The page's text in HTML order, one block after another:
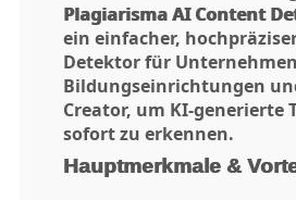
Plagiarisma AI Content
ein einfacher,
Detektor für
Bildungseinrichtungen
Creator, um KI-generierte
sofort zu erkennen.
Hauptmerkmale &